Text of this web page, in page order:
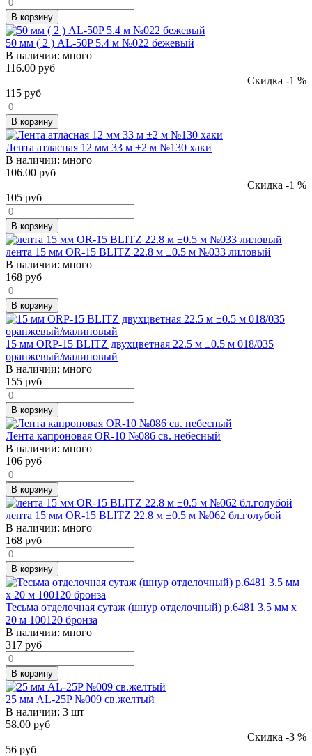
В корзину
50 мм ( 2 ) AL-50P 5.4 м №022 бежевый
В наличии: много
116.00 руб
Скидка -1 %
115 руб
В корзину
Лента атласная 12 мм 33 м ±2 м №130 хаки
В наличии: много
106.00 руб
Скидка -1 %
105 руб
В корзину
лента 15 мм OR-15 BLITZ 22.8 м ±0.5 м №033 лиловый
В наличии: много
168 руб
В корзину
15 мм ORP-15 BLITZ двухцветная 22.5 м ±0.5 м 018/035
оранжевый/малиновый
В наличии: много
155 руб
В корзину
Лента капроновая OR-10 №086 св. небесный
В наличии: много
106 руб
В корзину
лента 15 мм OR-15 BLITZ 22.8 м ±0.5 м №062 бл.голубой
В наличии: много
168 руб
В корзину
Тесьма отделочная сутаж (шнур отделочный) р.6481 3.5 мм х
20 м 100120 бронза
В наличии: много
317 руб
В корзину
25 мм AL-25P №009 св.желтый
В наличии: 3 шт
58.00 руб
Скидка -3 %
56 руб